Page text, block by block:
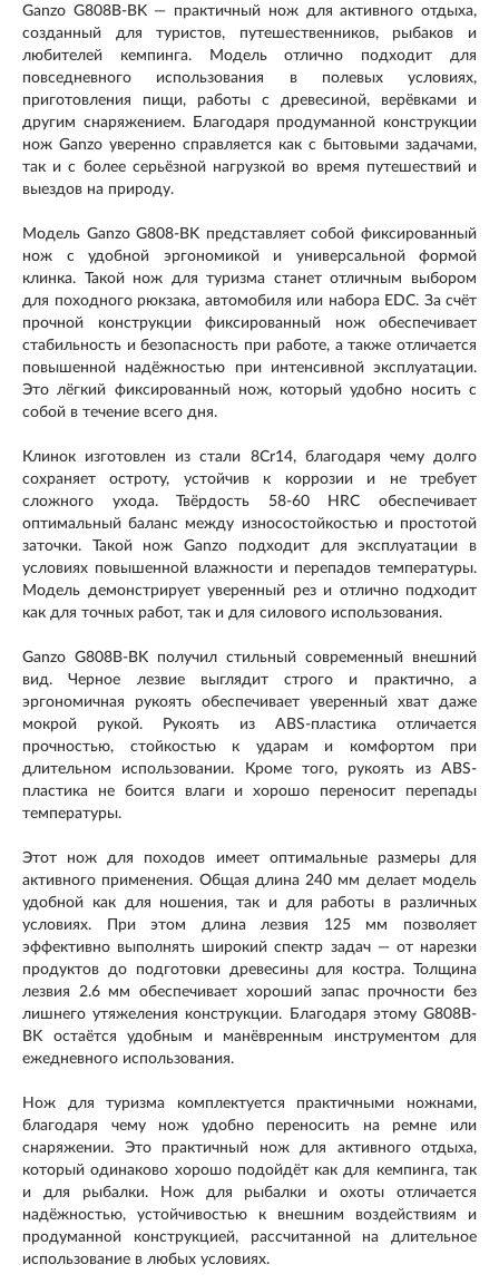
Ganzo G808B-BK — практичный нож для активного отдыха,
созданный для туристов, путешественников, рыбаков и
любителей кемпинга. Модель отлично подходит для
повседневного использования в полевых условиях,
приготовления пищи, работы с древесиной, верёвками и
другим снаряжением. Благодаря продуманной конструкции
нож Ganzo уверенно справляется как с бытовыми задачами,
так и с более серьёзной нагрузкой во время путешествий и
выездов на природу.
Модель Ganzo G808-BK представляет собой фиксированный
нож с удобной эргономикой и универсальной формой
клинка. Такой нож для туризма станет отличным выбором
для походного рюкзака, автомобиля или набора EDC. За счёт
прочной конструкции фиксированный нож обеспечивает
стабильность и безопасность при работе, а также отличается
повышенной надёжностью при интенсивной эксплуатации.
Это лёгкий фиксированный нож, который удобно носить с
собой в течение всего дня.
Клинок изготовлен из стали 8Cr14, благодаря чему долго
сохраняет остроту, устойчив к коррозии и не требует
сложного ухода. Твёрдость 58-60 HRC обеспечивает
оптимальный баланс между износостойкостью и простотой
заточки. Такой нож Ganzo подходит для эксплуатации в
условиях повышенной влажности и перепадов температуры.
Модель демонстрирует уверенный рез и отлично подходит
как для точных работ, так и для силового использования.
Ganzo G808B-BK получил стильный современный внешний
вид. Черное лезвие выглядит строго и практично, а
эргономичная рукоять обеспечивает уверенный хват даже
мокрой рукой. Рукоять из ABS-пластика отличается
прочностью, стойкостью к ударам и комфортом при
длительном использовании. Кроме того, рукоять из ABS-
пластика не боится влаги и хорошо переносит перепады
температуры.
Этот нож для походов имеет оптимальные размеры для
активного применения. Общая длина 240 мм делает модель
удобной как для ношения, так и для работы в различных
условиях. При этом длина лезвия 125 мм позволяет
эффективно выполнять широкий спектр задач — от нарезки
продуктов до подготовки древесины для костра. Толщина
лезвия 2.6 мм обеспечивает хороший запас прочности без
лишнего утяжеления конструкции. Благодаря этому G808B-
BK остаётся удобным и манёвренным инструментом для
ежедневного использования.
Нож для туризма комплектуется практичными ножнами,
благодаря чему нож удобно переносить на ремне или
снаряжении. Это практичный нож для активного отдыха,
который одинаково хорошо подойдёт как для кемпинга, так
и для рыбалки. Нож для рыбалки и охоты отличается
надёжностью, устойчивостью к внешним воздействиям и
продуманной конструкцией, рассчитанной на длительное
использование в любых условиях.